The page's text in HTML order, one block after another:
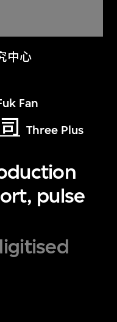
中心
Fan
Three Plus
pulse
一世纪视觉